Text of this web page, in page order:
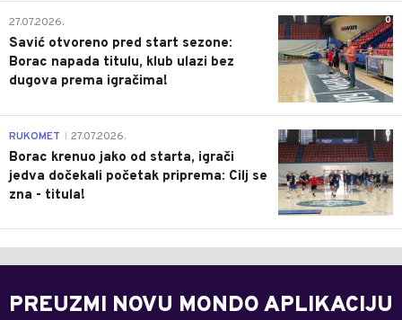
0
27.07.2026.
Savić otvoreno pred start sezone:
Borac napada titulu, klub ulazi bez
dugova prema igračima!
0
RUKOMET 27.07.2026.
Borac krenuo jako od starta, igrači
jedva dočekali početak priprema: Cilj se
zna - titula!
PREUZMI NOVU MONDO APLIKACIJU